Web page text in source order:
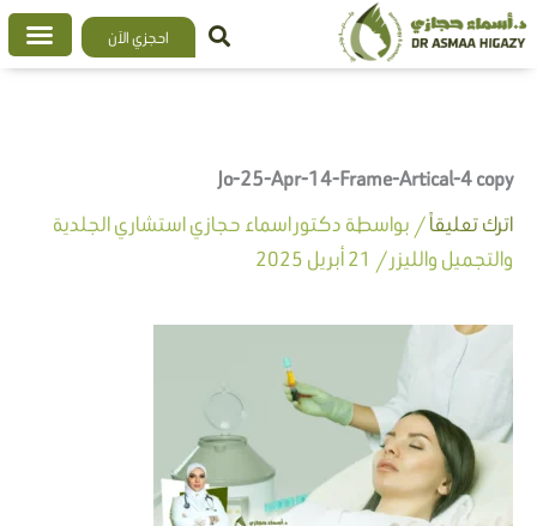
تخطي
إلى
احجزي الآن
Jo-25-Apr-14-Frame-Artical-4 copy
اترك تعليقاً/ بواسطة دكتور اسماء حجازي استشاري الجلدية
والتجميل والليزر/ 21 أبريل 2025